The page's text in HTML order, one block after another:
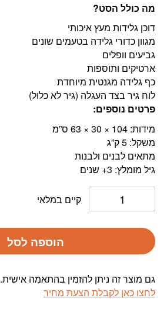
מה כולל הסט?
דוכן גלידות מעץ איכותי
מגוון כדורי גלידה בטעמים שונים
גביעים וופלים
ארטיקים ותוספות
כף גלידה מגנטית מיוחדת
לוח גיר בצד העגלה (גיר לא כלול)
פרטים נוספים:
מידות: 104 × 30 × 63 ס”מ
משקל: 5 ק”ג
מתאים לבנים ולבנות
גיל מומלץ: 3+ שנים
קיים במלאי
הוספה לסל
גם מוצר זה ניתן להזמין בהתאמה אישית.
לחצו כאן לקבלת הצעת מחיר